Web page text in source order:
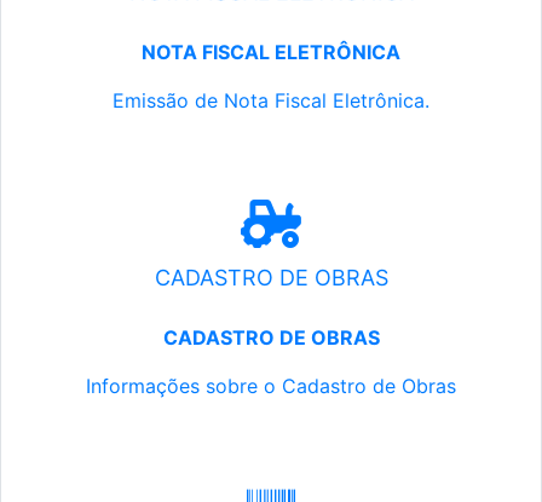
NOTA FISCAL ELETRÔNICA
Emissão de Nota Fiscal Eletrônica.
CADASTRO DE OBRAS
CADASTRO DE OBRAS
Informações sobre o Cadastro de Obras